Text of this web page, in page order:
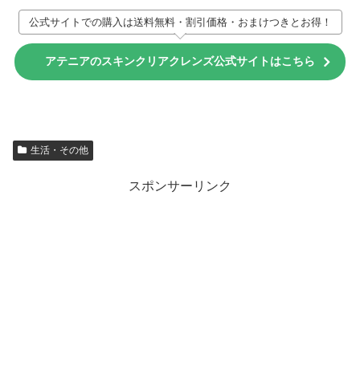
公式サイトでの購入は送料無料・割引価格・おまけつきとお得！
アテニアのスキンクリアクレンズ公式サイトはこちら
生活・その他
スポンサーリンク